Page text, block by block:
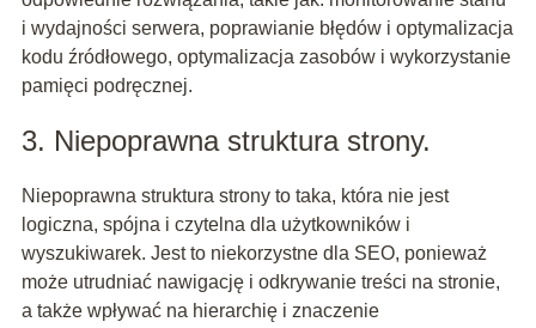
i wydajności serwera, poprawianie błędów i optymalizacja
kodu źródłowego, optymalizacja zasobów i wykorzystanie
pamięci podręcznej.
3. Niepoprawna struktura strony.
Niepoprawna struktura strony to taka, która nie jest
logiczna, spójna i czytelna dla użytkowników i
wyszukiwarek. Jest to niekorzystne dla SEO, ponieważ
może utrudniać nawigację i odkrywanie treści na stronie,
a także wpływać na hierarchię i znaczenie